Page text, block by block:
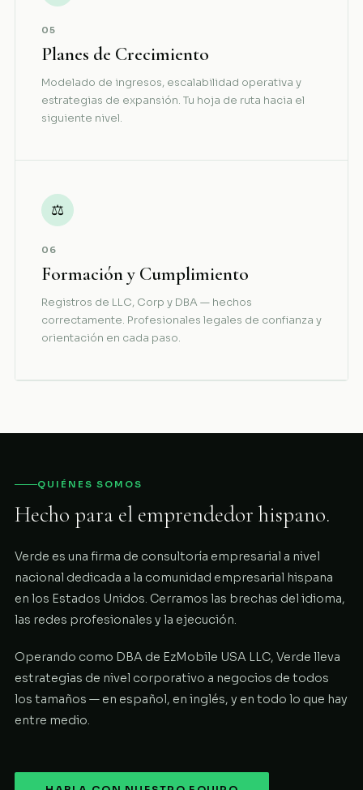
05
Planes de Crecimiento
Modelado de ingresos, escalabilidad operativa y
estrategias de expansión. Tu hoja de ruta hacia el
siguiente nivel.
⚖
06
Formación y Cumplimiento
Registros de LLC, Corp y DBA — hechos
correctamente. Profesionales legales de confianza y
orientación en cada paso.
QUIÉNES SOMOS
Hecho para el emprendedor hispano.
Verde es una firma de consultoría empresarial a nivel
nacional dedicada a la comunidad empresarial hispana
en los Estados Unidos. Cerramos las brechas del idioma,
las redes profesionales y la ejecución.
Operando como DBA de EzMobile USA LLC, Verde lleva
estrategias de nivel corporativo a negocios de todos
los tamaños — en español, en inglés, y en todo lo que hay
entre medio.